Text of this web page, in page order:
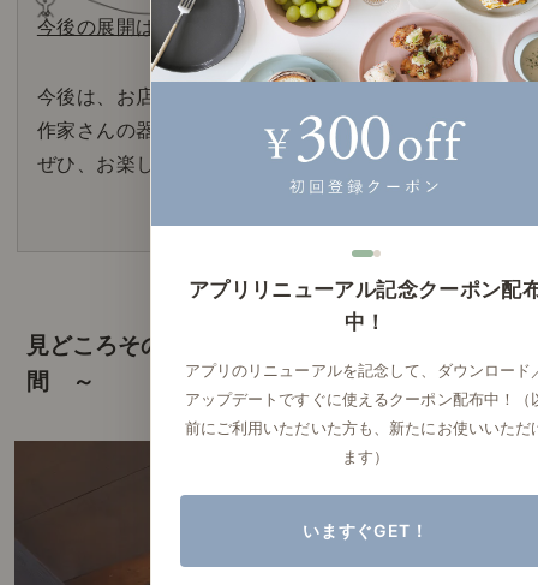
今後の展開は......
今後は、お店の一部場所を使って、
作家さんの器や食器も販売しようと準備中。
ぜひ、お楽しみに！
見どころその2 ～ 京都の良さが詰まった空
間 ～
アプリリニューアル記念クーポン配
中！
アプリのリニューアルを記念して、ダウンロード
アップデートですぐに使えるクーポン配布中！（
前にご利用いただいた方も、新たにお使いいただ
ます）
いますぐGET！